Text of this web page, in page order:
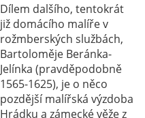
Dílem dalšího, tentokrát
již domácího malíře v
rožmberských službách,
Bartoloměje Beránka-
Jelínka (pravděpodobně
1565-1625), je o něco
pozdější malířská výzdoba
Hrádku a zámecké věže z